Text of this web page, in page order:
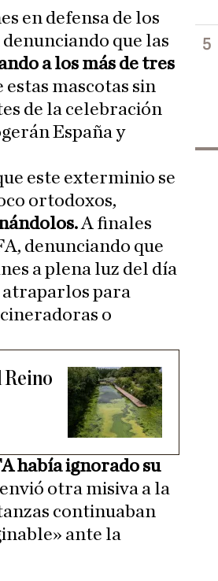
en defensa de los
que las
a los más de tres
estas mascotas sin
de la celebración
España y
este exterminio se
ortodoxos,
A finales
denunciando que
a plena luz del día
atraparlos para
o
Reino
había ignorado su
otra misiva a la
continuaban
ante la